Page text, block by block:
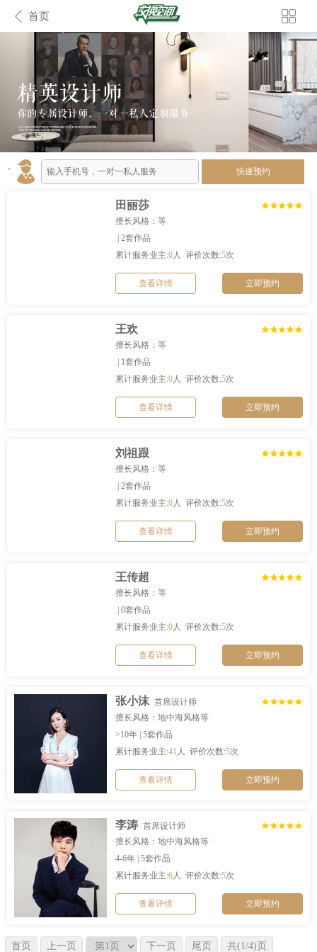
首页
、
快速预约
田丽莎
擅长风格：等
| 2套作品
累计服务业主:0人 评价次数:5次
查看详情 立即预约
王欢
擅长风格：等
| 1套作品
累计服务业主:0人 评价次数:5次
查看详情 立即预约
刘祖跟
擅长风格：等
| 2套作品
累计服务业主:0人 评价次数:5次
查看详情 立即预约
王传超
擅长风格：等
| 0套作品
累计服务业主:0人 评价次数:5次
查看详情 立即预约
张小沫 首席设计师
擅长风格：地中海风格等
>10年 | 5套作品
累计服务业主:41 人 评价次数:5次
查看详情 立即预约
李涛 首席设计师
擅长风格：地中海风格等
4-6年 | 5套作品
累计服务业主:6人 评价次数:5次
查看详情 立即预约
首页 上一页 下一页 尾页 共(1/4)页